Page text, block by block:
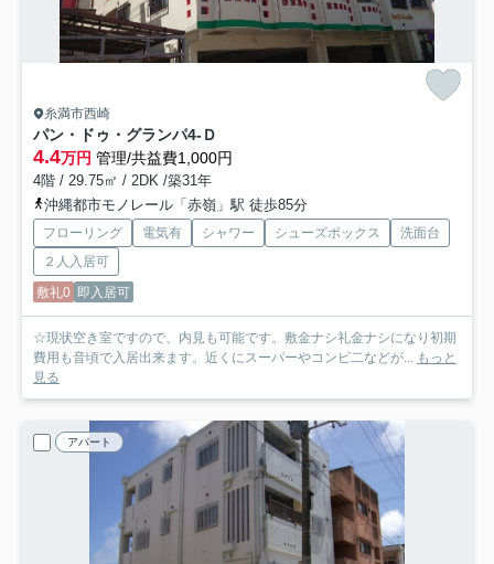
糸満市西崎
パン・ドゥ・グランパ4-Ｄ
4.4万円 管理/共益費1,000円
4階 / 29.75㎡ / 2DK /築31年
沖縄都市モノレール「赤嶺」駅 徒歩85分
フローリング 電気有 シャワー シューズボックス
洗面台
２人入居可
敷礼0 即入居可
☆現状空き室ですので、内見も可能です。敷金ナシ礼金ナシになり初期
費用も音頃で入居出来ます。近くにスーパーやコンビ二などが...
もっと
見る
アパート